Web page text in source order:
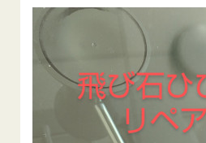
【プロ使用】フッ素系ガラストリートメン
当店の良心的価
欧州車モールの白サビやシミを落とす！
instagram記事
飛び石ひび割れでヒビ先が伸びた場合は？